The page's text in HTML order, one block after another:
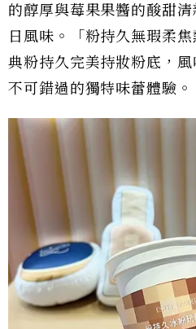
的醇厚與莓果果醬的酸甜
日風味。「粉持久無瑕柔
典粉持久完美持妝粉底，
不可錯過的獨特味蕾體驗。